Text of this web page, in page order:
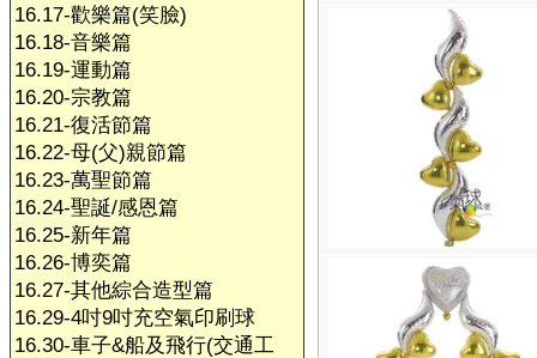
16.17-歡樂篇(笑臉)
16.18-音樂篇
16.19-運動篇
16.20-宗教篇
16.21-復活節篇
16.22-母(父)親節篇
16.23-萬聖節篇
16.24-聖誕/感恩篇
16.25-新年篇
16.26-博奕篇
16.27-其他綜合造型篇
16.29-4吋9吋充空氣印刷球
16.30-車子&船及飛行(交通工